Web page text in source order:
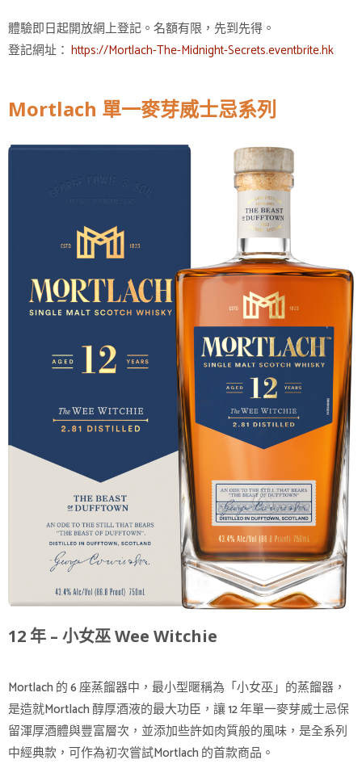
體驗即日起開放網上登記。名額有限，先到先得。
登記網址： https://Mortlach-The-Midnight-Secrets.eventbrite.hk
Mortlach 單一麥芽威士忌系列
12 年 – 小女巫 Wee Witchie
Mortlach 的 6 座蒸餾器中，最小型暱稱為「小女巫」的蒸餾器，
是造就Mortlach 醇厚酒液的最大功臣，讓 12 年單一麥芽威士忌保
留渾厚酒體與豐富層次，並添加些許如肉質般的風味，是全系列
中經典款，可作為初次嘗試Mortlach 的首款商品。